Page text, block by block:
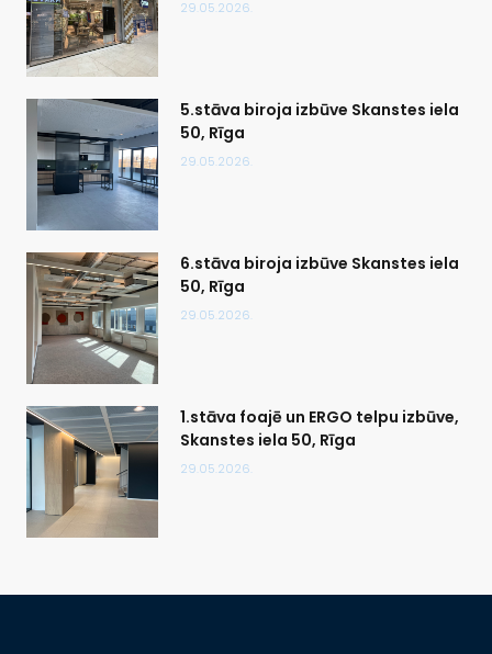
29.05.2026.
5.stāva biroja izbūve Skanstes iela
50, Rīga
29.05.2026.
6.stāva biroja izbūve Skanstes iela
50, Rīga
29.05.2026.
1.stāva foajē un ERGO telpu izbūve,
Skanstes iela 50, Rīga
29.05.2026.